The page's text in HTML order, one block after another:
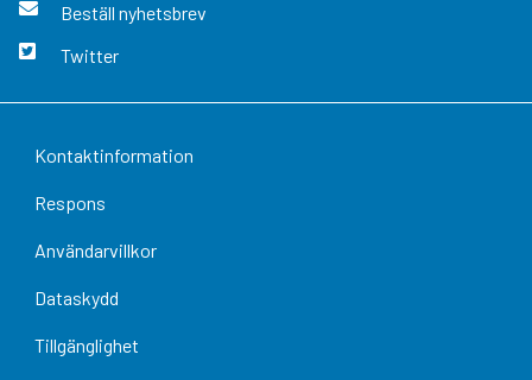
Beställ nyhetsbrev
Twitter
Kontaktinformation
Respons
Användarvillkor
Dataskydd
Tillgänglighet